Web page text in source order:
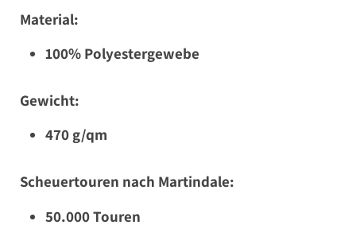
Material:
100% Polyestergewebe
Gewicht:
470 g/qm
Scheuertouren nach Martindale:
50.000 Touren